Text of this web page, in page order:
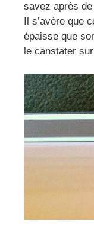
savez après
Il s’avère que
épaisse que
le canstater